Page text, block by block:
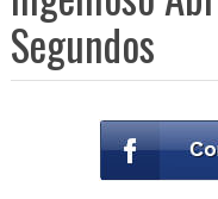
Segundos